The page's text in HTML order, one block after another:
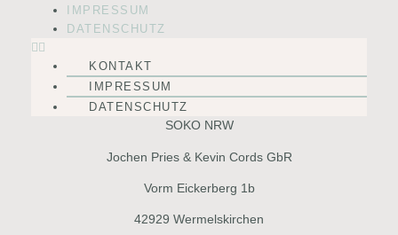
IMPRESSUM
DATENSCHUTZ
KONTAKT
IMPRESSUM
DATENSCHUTZ
SOKO NRW
Jochen Pries & Kevin Cords GbR
Vorm Eickerberg 1b
42929 Wermelskirchen